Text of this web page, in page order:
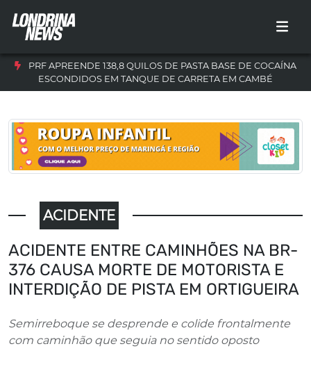
PRF APREENDE 138,8 QUILOS DE PASTA BASE DE COCAÍNA
ESCONDIDOS EM TANQUE DE CARRETA EM CAMBÉ
ACIDENTE
ACIDENTE ENTRE CAMINHÕES NA BR-
376 CAUSA MORTE DE MOTORISTA E
INTERDIÇÃO DE PISTA EM ORTIGUEIRA
Semirreboque se desprende e colide frontalmente
com caminhão que seguia no sentido oposto